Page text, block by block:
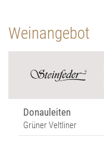
Weinangebot
Donauleiten
Grüner Veltliner